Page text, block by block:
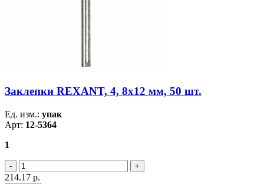
Заклепки REXANT, 4, 8x12 мм, 50 шт.
Ед. изм.: упак
Арт: 12-5364
1
214.17 р.